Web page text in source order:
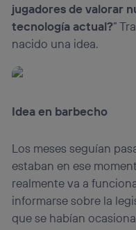
jugadores de valorar
tecnología actual?”
nacido una idea.
Idea en barbecho
Los meses seguían
estaban en ese
realmente va a
informarse sobre la
que se habían